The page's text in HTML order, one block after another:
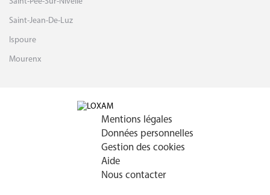
Saint-Jean-De-Luz
Ispoure
Mourenx
Mentions légales
Données personnelles
Gestion des cookies
Aide
Nous contacter